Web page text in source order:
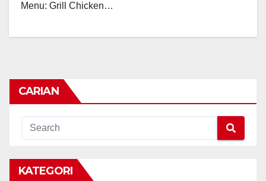
Menu: Grill Chicken…
CARIAN
KATEGORI